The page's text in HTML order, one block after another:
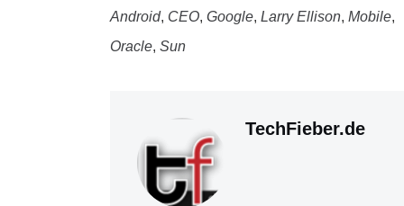
Android, CEO,Google,Larry Ellison,Mobile,
Oracle,Sun
TechFieber.de